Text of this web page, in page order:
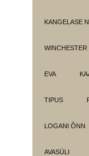
KANGELASE
WINCHESTER
EVA
TIPUS
LOGANI ÕNN
AVASÜLI